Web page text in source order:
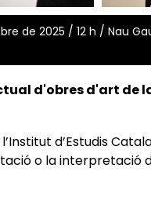
de 2025 / 12 h / Nau
d'obres d'art de
d’Estudis
o la interpretació